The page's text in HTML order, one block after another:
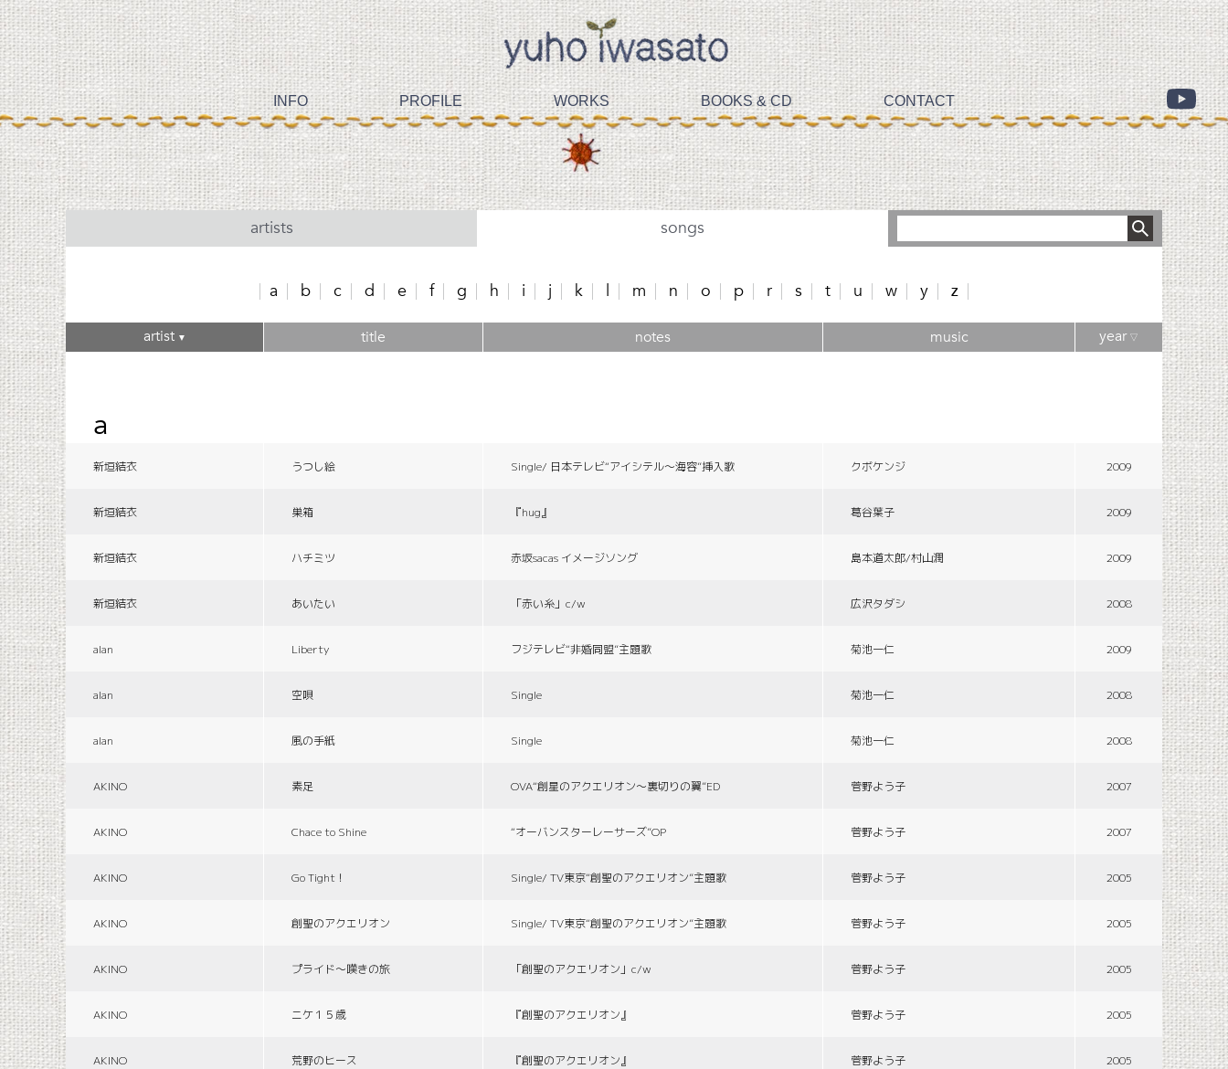
INFO PROFILE WORKS BOOKS & CD CONTACT
artists songs
a b c d e f g h i j k l m n o p r s t u w y z
artist▼ title notes music year▽
a
新垣結衣 うつし絵 Single/ 日本テレビ“アイシテル〜海容”挿入歌 クボケンジ 2009
新垣結衣 巣箱 『hug』 葛谷葉子 2009
新垣結衣 ハチミツ 赤坂sacas イメージソング 島本道太郎/村山潤 2009
新垣結衣 あいたい 「赤い糸」c/w 広沢タダシ 2008
alan Liberty フジテレビ“非婚同盟”主題歌 菊池一仁 2009
alan 空唄 Single 菊池一仁 2008
alan 風の手紙 Single 菊池一仁 2008
AKINO 素足 OVA“創星のアクエリオン〜裏切りの翼”ED 菅野よう子 2007
AKINO Chace to Shine “オーバンスターレーサーズ”OP 菅野よう子 2007
AKINO Go Tight！ Single/ TV東京“創聖のアクエリオン”主題歌 菅野よう子 2005
AKINO 創聖のアクエリオン Single/ TV東京“創聖のアクエリオン”主題歌 菅野よう子 2005
AKINO プライド〜嘆きの旅 「創聖のアクエリオン」c/w 菅野よう子 2005
AKINO ニケ１５歳 『創聖のアクエリオン』 菅野よう子 2005
AKINO 荒野のヒース 『創聖のアクエリオン』 菅野よう子 2005